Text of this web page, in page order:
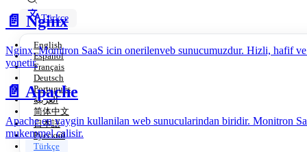
Türkçe
English
Español
Français
Deutsch
Português
العربية
简体中文
日本語
Русский
Türkçe
📄️ Nginx
Nginx, Monitron SaaS icin onerilenveb sunucumuzdur. Hizli, hafif
yonetir.
📄️ Apache
Apache en yaygin kullanilan web sunucularindan biridir. Monitron
mukemmel calisir.